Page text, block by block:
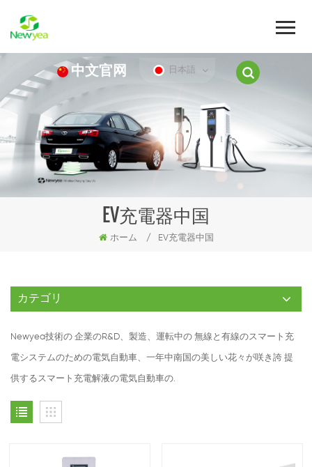
中文官网 日本語
EV充電器中国
ホーム / EV充電器中国
カテゴリ
Newyea技術の 企業のR&D、製造、運転中の 無線と有線のスマート充
電システムのための電気自動車、一年中南国の美しい花々が咲き誇 提
供するスマート充電解液の電気自動車の.